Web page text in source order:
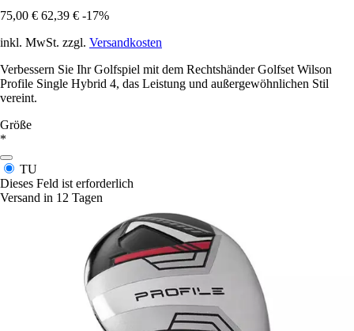
75,00 € 62,39 € -17%
inkl. MwSt. zzgl. Versandkosten
Verbessern Sie Ihr Golfspiel mit dem Rechtshänder Golfset Wilson
Profile Single Hybrid 4, das Leistung und außergewöhnlichen Stil
vereint.
Größe
*
TU
Dieses Feld ist erforderlich
Versand in 12 Tagen